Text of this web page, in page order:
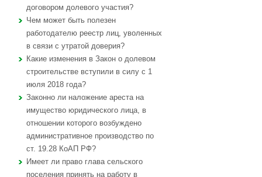
договором долевого участия?
Чем может быть полезен
работодателю реестр лиц, уволенных
в связи с утратой доверия?
Какие изменения в Закон о долевом
строительстве вступили в силу с 1
июля 2018 года?
Законно ли наложение ареста на
имущество юридического лица, в
отношении которого возбуждено
административное производство по
ст. 19.28 КоАП РФ?
Имеет ли право глава сельского
поселения принять на работу в